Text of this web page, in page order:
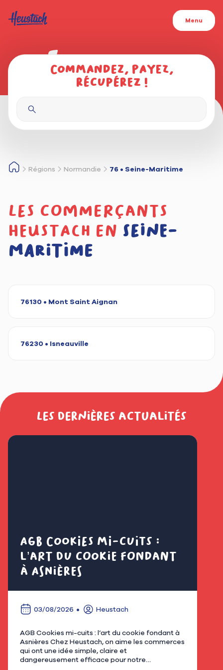
Menu
Commandez, payez,
récupérez !
Régions Normandie 76 • Seine-Maritime
Les commerçants
heustach en Seine-
Maritime
76130 • Mont Saint Aignan
76230 • Isneauville
Les dernières actualités
AGB Cookies mi-cuits :
l’art du cookie fondant
à Asnières
03/08/2026 Heustach
AGB Cookies mi-cuits : l’art du cookie fondant à
Asnières Chez Heustach, on aime les commerces
qui ont une idée simple, claire et
dangereusement efficace pour notre